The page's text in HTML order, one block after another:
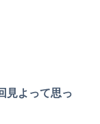
見よって思っ